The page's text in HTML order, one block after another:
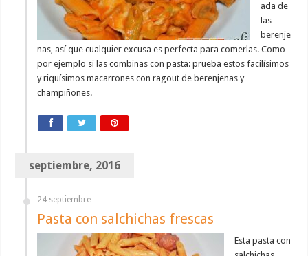
ada de
las
berenje
nas, así que cualquier excusa es perfecta para comerlas. Como
por ejemplo si las combinas con pasta: prueba estos facilísimos
y riquísimos macarrones con ragout de berenjenas y
champiñones.
septiembre, 2016
24 septiembre
Pasta con salchichas frescas
Esta pasta con